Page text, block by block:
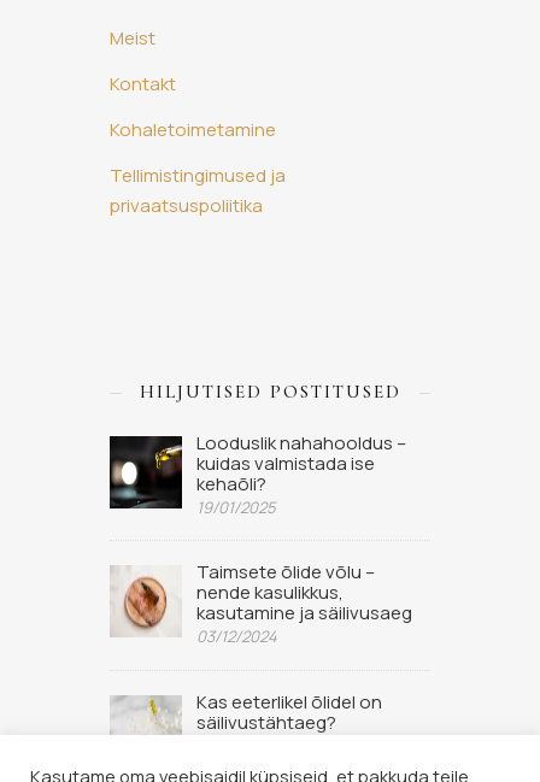
Meist
Kontakt
Kohaletoimetamine
Tellimistingimused ja
privaatsuspoliitika
HILJUTISED POSTITUSED
Looduslik nahahooldus –
kuidas valmistada ise
kehaõli?
19/01/2025
Taimsete õlide võlu –
nende kasulikkus,
kasutamine ja säilivusaeg
03/12/2024
Kas eeterlikel õlidel on
säilivustähtaeg?
Kasutame oma veebisaidil küpsiseid, et pakkuda teile